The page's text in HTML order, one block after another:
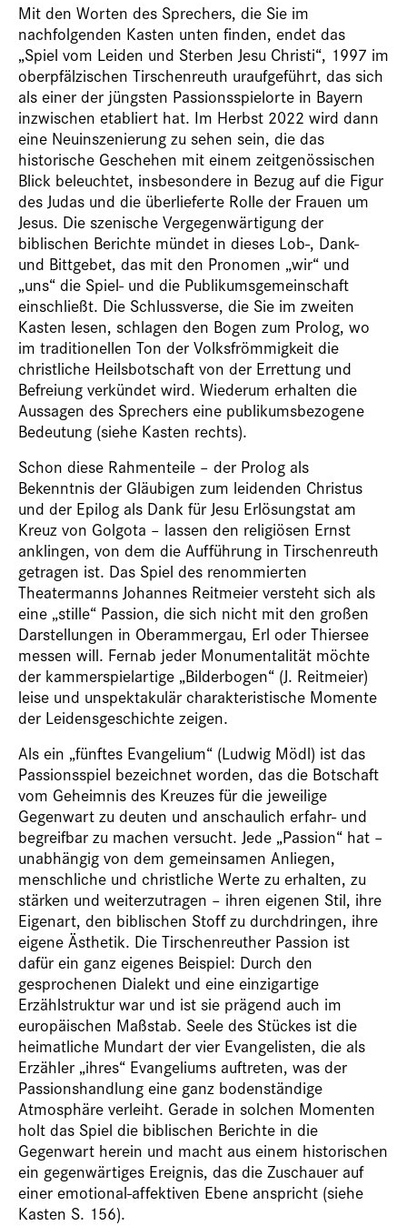
Mit den Worten des Sprechers, die Sie im
nachfolgenden Kasten unten finden, endet das
„Spiel vom Leiden und Sterben Jesu Christi“, 1997 im
oberpfälzischen Tirschenreuth uraufgeführt, das sich
als einer der jüngsten Passionsspielorte in Bayern
inzwischen etabliert hat. Im Herbst 2022 wird dann
eine Neuinszenierung zu sehen sein, die das
historische Geschehen mit einem zeitgenössischen
Blick beleuchtet, insbesondere in Bezug auf die Figur
des Judas und die überlieferte Rolle der Frauen um
Jesus. Die szenische Vergegenwärtigung der
biblischen Berichte mündet in dieses Lob-, Dank-
und Bittgebet, das mit den Pronomen „wir“ und
„uns“ die Spiel- und die Publikumsgemeinschaft
einschließt. Die Schlussverse, die Sie im zweiten
Kasten lesen, schlagen den Bogen zum Prolog, wo
im traditionellen Ton der Volksfrömmigkeit die
christliche Heilsbotschaft von der Errettung und
Befreiung verkündet wird. Wiederum erhalten die
Aussagen des Sprechers eine publikumsbezogene
Bedeutung (siehe Kasten rechts).
Schon diese Rahmenteile – der Prolog als
Bekenntnis der Gläubigen zum leidenden Christus
und der Epilog als Dank für Jesu Erlösungstat am
Kreuz von Golgota – lassen den religiösen Ernst
anklingen, von dem die Aufführung in Tirschenreuth
getragen ist. Das Spiel des renommierten
Theatermanns Johannes Reitmeier versteht sich als
eine „stille“ Passion, die sich nicht mit den großen
Darstellungen in Oberammergau, Erl oder Thiersee
messen will. Fernab jeder Monumentalität möchte
der kammerspielartige „Bilderbogen“ (J. Reitmeier)
leise und unspektakulär charakteristische Momente
der Leidensgeschichte zeigen.
Als ein „fünftes Evangelium“ (Ludwig Mödl) ist das
Passionsspiel bezeichnet worden, das die Botschaft
vom Geheimnis des Kreuzes für die jeweilige
Gegenwart zu deuten und anschaulich erfahr- und
begreifbar zu machen versucht. Jede „Passion“ hat –
unabhängig von dem gemeinsamen Anliegen,
menschliche und christliche Werte zu erhalten, zu
stärken und weiterzutragen – ihren eigenen Stil, ihre
Eigenart, den biblischen Stoff zu durchdringen, ihre
eigene Ästhetik. Die Tirschenreuther Passion ist
dafür ein ganz eigenes Beispiel: Durch den
gesprochenen Dialekt und eine einzigartige
Erzählstruktur war und ist sie prägend auch im
europäischen Maßstab. Seele des Stückes ist die
heimatliche Mundart der vier Evangelisten, die als
Erzähler „ihres“ Evangeliums auftreten, was der
Passionshandlung eine ganz bodenständige
Atmosphäre verleiht. Gerade in solchen Momenten
holt das Spiel die biblischen Berichte in die
Gegenwart herein und macht aus einem historischen
ein gegenwärtiges Ereignis, das die Zuschauer auf
einer emotional-affektiven Ebene anspricht (siehe
Kasten S. 156).